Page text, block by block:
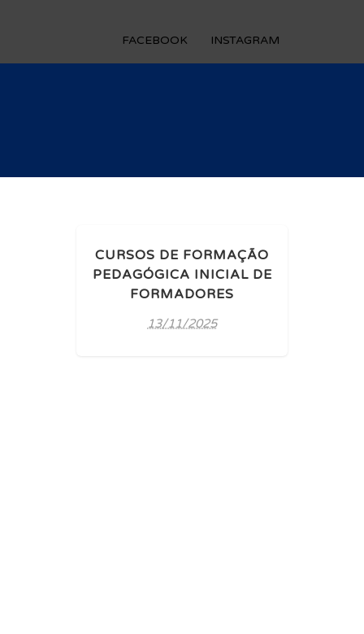
FACEBOOK INSTAGRAM
CURSOS DE FORMAÇÃO
PEDAGÓGICA INICIAL DE
FORMADORES
13/11/2025